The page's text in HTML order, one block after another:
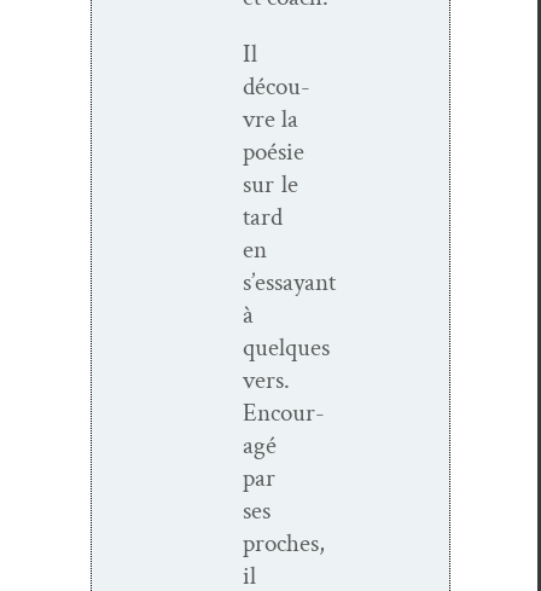
Il
décou­
vre la
poésie
sur le
tard
en
s’essayant
à
quelques
vers.
Encour­
agé
par
ses
proches,
il